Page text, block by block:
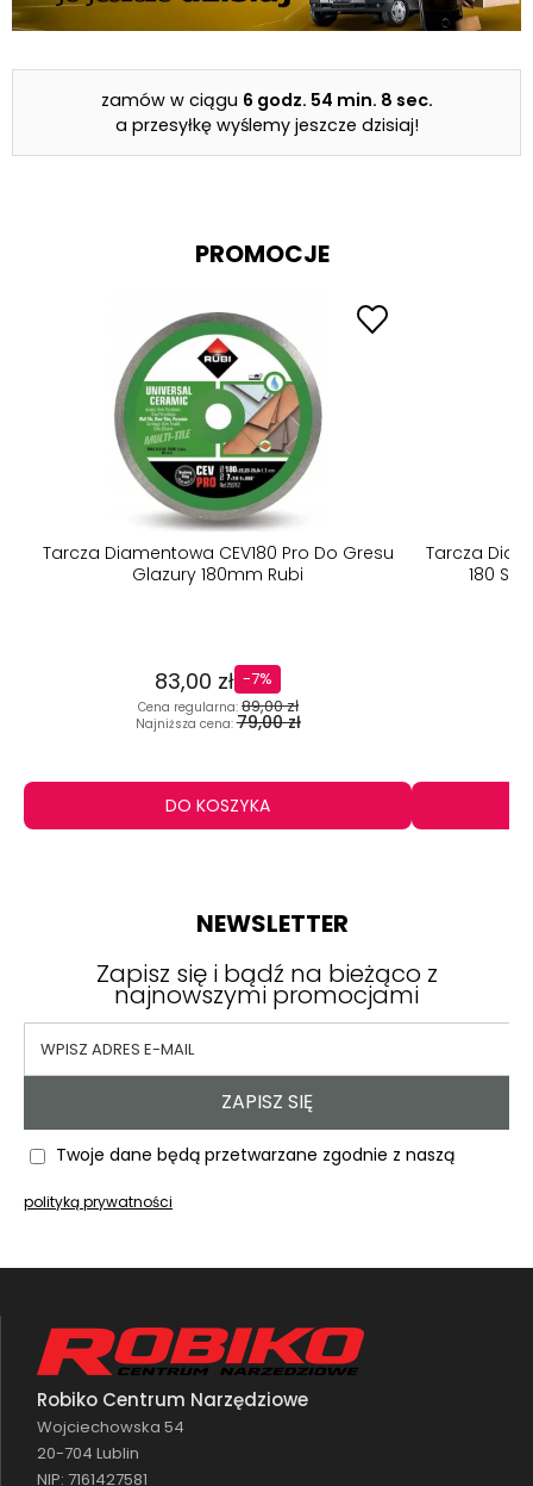
zamów w ciągu 6 godz. 54 min. 8 sec.
a przesyłkę wyślemy jeszcze dzisiaj!
PROMOCJE
Tarcza Diamentowa CEV180 Pro Do Gresu
Glazury 180mm Rubi
83,00 zł
Cena regularna: 89,00 zł
Najniższa cena:79,00 zł
-7%
DO KOSZYKA
Tarcza
180
NEWSLETTER
Zapisz się i bądź na bieżąco z
najnowszymi promocjami
ZAPISZ SIĘ
Twoje dane będą przetwarzane zgodnie z naszą
polityką prywatności
Robiko Centrum Narzędziowe
Wojciechowska 54
20-704 Lublin
NIP: 7161427581